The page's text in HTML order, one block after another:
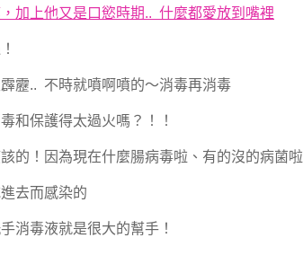
加上他又是口慾時期.. 什麼都愛放到嘴裡
靂.. 不時就噴啊噴的～消毒再消毒
和保護得太過火嗎？！！
的！因為現在什麼腸病毒啦、有的沒的病菌啦
去而感染的
消毒液就是很大的幫手！